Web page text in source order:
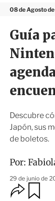
n
08 de Agosto
Guía
Descubre
Japón, sus
de boletos.
Por:
29 de junio de
O
p